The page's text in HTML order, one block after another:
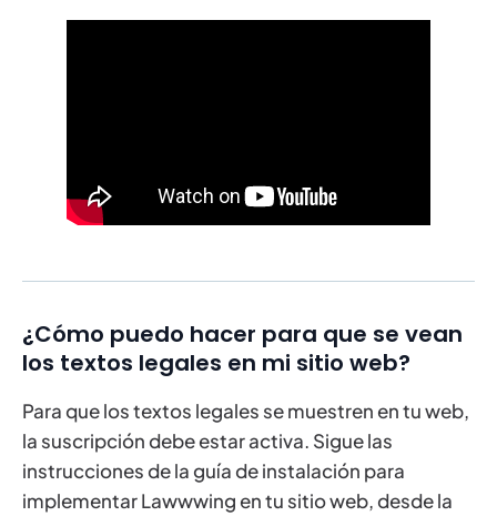
¿Cómo puedo hacer para que se vean
los textos legales en mi sitio web?
Para que los textos legales se muestren en tu web,
la suscripción debe estar activa. Sigue las
instrucciones de la guía de instalación para
implementar Lawwwing en tu sitio web, desde la